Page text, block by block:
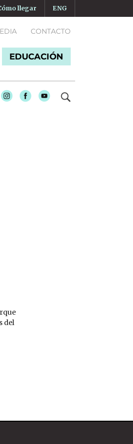
llegar ENG
CONTACTO
EDUCACIÓN
Youtube
del